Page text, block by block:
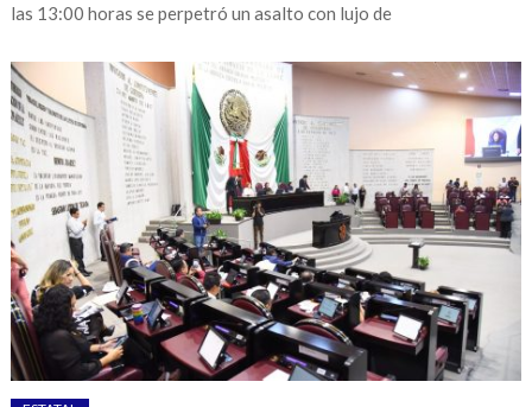
las 13:00 horas se perpetró un asalto con lujo de